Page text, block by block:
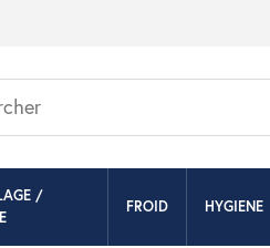
/
FROID HYGIENE